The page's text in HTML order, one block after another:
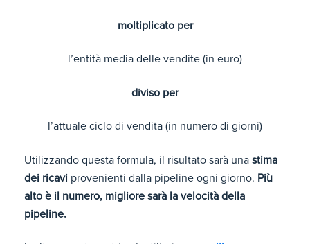
moltiplicato per
l’entità media delle vendite (in euro)
diviso per
l’attuale ciclo di vendita (in numero di giorni)
Utilizzando questa formula, il risultato sarà una stima
dei ricavi provenienti dalla pipeline ogni giorno. Più
alto è il numero, migliore sarà la velocità della
pipeline.